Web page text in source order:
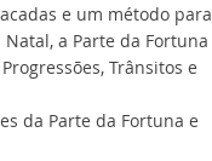
e um método para
a Parte da Fortuna
Trânsitos e
da Parte da Fortuna e